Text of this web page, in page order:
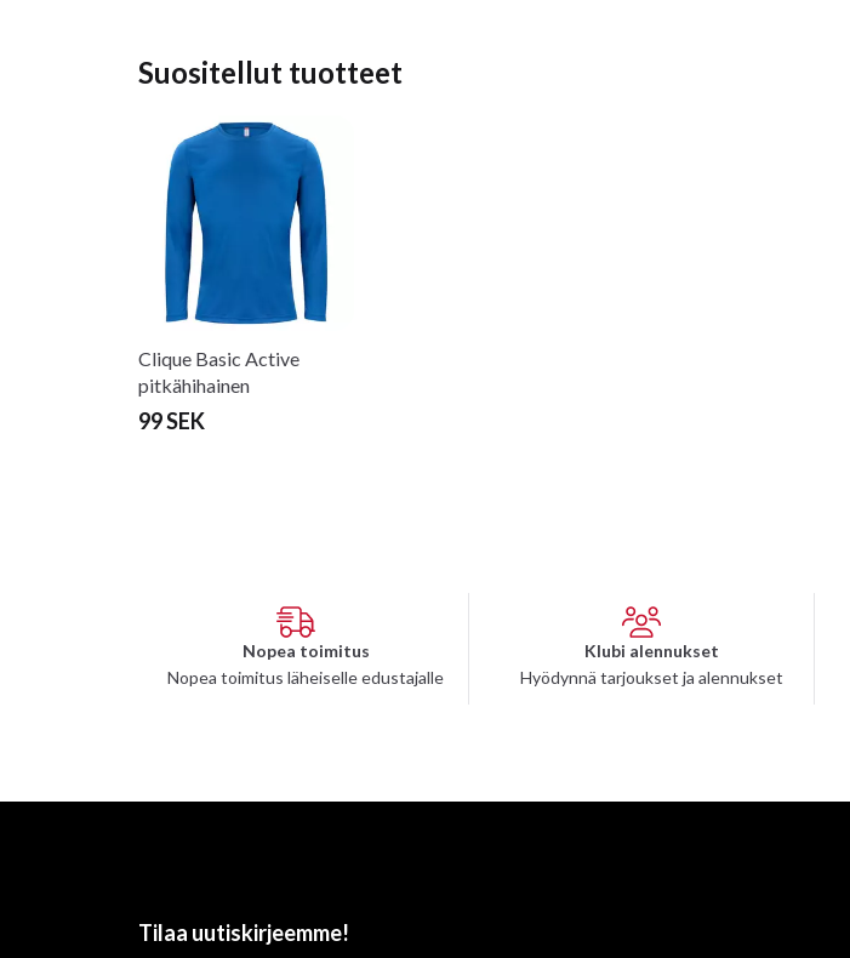
Suositellut tuotteet
Clique Basic Active
pitkähihainen
99 SEK
Nopea toimitus
Nopea toimitus läheiselle edustajalle
Klubi alennukset
Hyödynnä tarjoukset ja alennukset
Tilaa uutiskirjeemme!